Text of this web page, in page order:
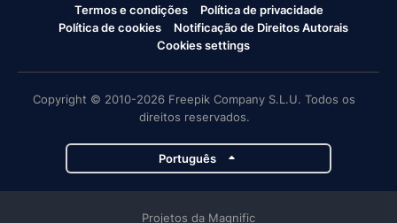
Termos e condições
Política de privacidade
Política de cookies
Notificação de Direitos Autorais
Cookies settings
Copyright © 2010-2026 Freepik Company S.L.U. Todos os
direitos reservados.
Português
Projetos da Magnific